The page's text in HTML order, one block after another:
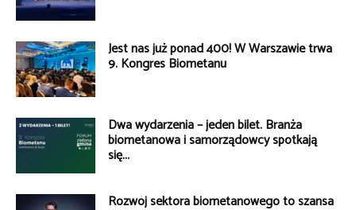
Jest nas już ponad 400! W Warszawie trwa
9. Kongres Biometanu
Dwa wydarzenia – jeden bilet. Branża
biometanowa i samorządowcy spotkają
się...
Rozwój sektora biometanowego to szansa